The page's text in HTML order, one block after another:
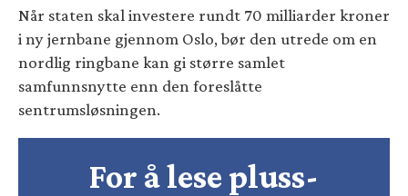
Når staten skal investere rundt 70 milliarder kroner
i ny jernbane gjennom Oslo, bør den utrede om en
nordlig ringbane kan gi større samlet
samfunnsnytte enn den foreslåtte
sentrumsløsningen.
For å lese pluss-